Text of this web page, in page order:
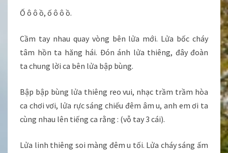
Ố ô ô ồ, ố ô ô ồ.
Cầm tay nhau quay vòng bên lửa mới. Lửa bốc cháy
tâm hồn ta hăng hái. Đón ánh lửa thiêng, đây đoàn
ta chung lời ca bên lửa bập bùng.
Bập bập bùng lửa thiêng reo vui, nhạc trầm trầm hòa
ca chơi vơi, lửa rực sáng chiếu đêm âm u, anh em ơi ta
cùng nhau lên tiếng ca rằng : (vỗ tay 3 cái).
Lửa linh thiêng soi màng đêm u tối. Lửa cháy sáng ấm